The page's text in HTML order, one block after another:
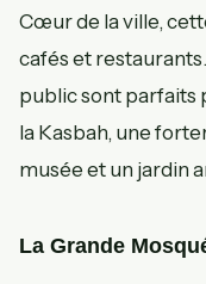
Cœur de la ville,
cafés et
public sont parfaits
la Kasbah, une
musée et un jardin
La Grande